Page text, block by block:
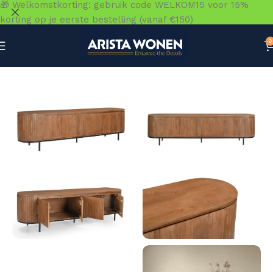
0
🎁 Welkomstkorting: gebruik code WELKOM15 voor 15%
korting op je eerste bestelling (vanaf €150)